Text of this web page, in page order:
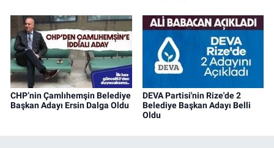
CHP’nin Çamlıhemşin Belediye
Başkan Adayı Ersin Dalga Oldu
DEVA Partisi'nin Rize'de 2
Belediye Başkan Adayı Belli
Oldu